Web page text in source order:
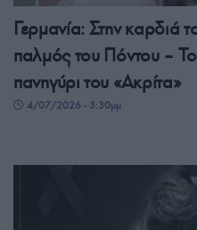
Γερμανία: Στην καρδιά
παλμός του Πόντου –
πανηγύρι του «Ακρίτα»
4/07/2026 - 3:30μμ